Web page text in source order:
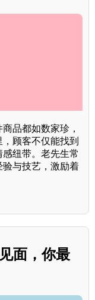
品都如数家珍，
顾客不仅能找到
纽带。老先生常
与技艺，激励着
面，你最